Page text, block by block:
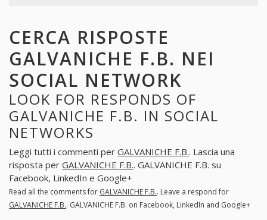
CERCA RISPOSTE
GALVANICHE F.B. NEI
SOCIAL NETWORK
LOOK FOR RESPONDS OF
GALVANICHE F.B. IN SOCIAL
NETWORKS
Leggi tutti i commenti per GALVANICHE F.B.. Lascia una
risposta per GALVANICHE F.B.. GALVANICHE F.B. su
Facebook, LinkedIn e Google+
Read all the comments for GALVANICHE F.B.. Leave a respond for
GALVANICHE F.B.. GALVANICHE F.B. on Facebook, LinkedIn and Google+